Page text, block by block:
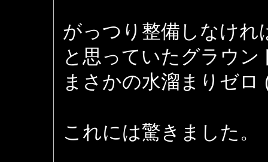
がっつり整備しなけれ
と思っていたグラウン
まさかの水溜まりゼロ
これには驚きました。